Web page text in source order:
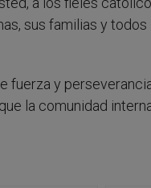
sus familias y
fuerza y
la comunidad